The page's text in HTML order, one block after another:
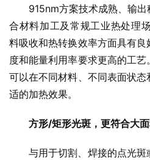
915nm方案技术成熟、输
合材料加工及常规工业热处理
料吸收和热转换效率方面具有
度和能量利用率要求更高的工
可以在不同材料、不同表面状
适的加热效果。
方形/矩形光斑，更符合大
与用于切割、焊接的点光